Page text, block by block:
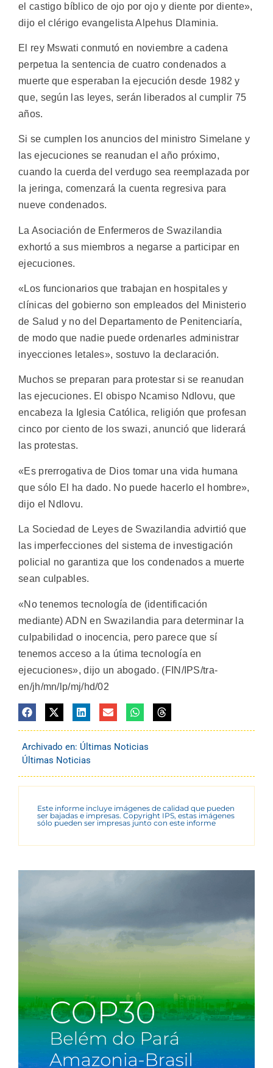
el castigo bíblico de ojo por ojo y diente por diente»,
dijo el clérigo evangelista Alpehus Dlaminia.
El rey Mswati conmutó en noviembre a cadena
perpetua la sentencia de cuatro condenados a
muerte que esperaban la ejecución desde 1982 y
que, según las leyes, serán liberados al cumplir 75
años.
Si se cumplen los anuncios del ministro Simelane y
las ejecuciones se reanudan el año próximo,
cuando la cuerda del verdugo sea reemplazada por
la jeringa, comenzará la cuenta regresiva para
nueve condenados.
La Asociación de Enfermeros de Swazilandia
exhortó a sus miembros a negarse a participar en
ejecuciones.
«Los funcionarios que trabajan en hospitales y
clínicas del gobierno son empleados del Ministerio
de Salud y no del Departamento de Penitenciaría,
de modo que nadie puede ordenarles administrar
inyecciones letales», sostuvo la declaración.
Muchos se preparan para protestar si se reanudan
las ejecuciones. El obispo Ncamiso Ndlovu, que
encabeza la Iglesia Católica, religión que profesan
cinco por ciento de los swazi, anunció que liderará
las protestas.
«Es prerrogativa de Dios tomar una vida humana
que sólo El ha dado. No puede hacerlo el hombre»,
dijo el Ndlovu.
La Sociedad de Leyes de Swazilandia advirtió que
las imperfecciones del sistema de investigación
policial no garantiza que los condenados a muerte
sean culpables.
«No tenemos tecnología de (identificación
mediante) ADN en Swazilandia para determinar la
culpabilidad o inocencia, pero parece que sí
tenemos acceso a la útima tecnología en
ejecuciones», dijo un abogado. (FIN/IPS/tra-
en/jh/mn/lp/mj/hd/02
Archivado en: Últimas Noticias
Últimas Noticias
Este informe incluye imágenes de calidad que pueden
ser bajadas e impresas. Copyright IPS, estas imágenes
sólo pueden ser impresas junto con este informe